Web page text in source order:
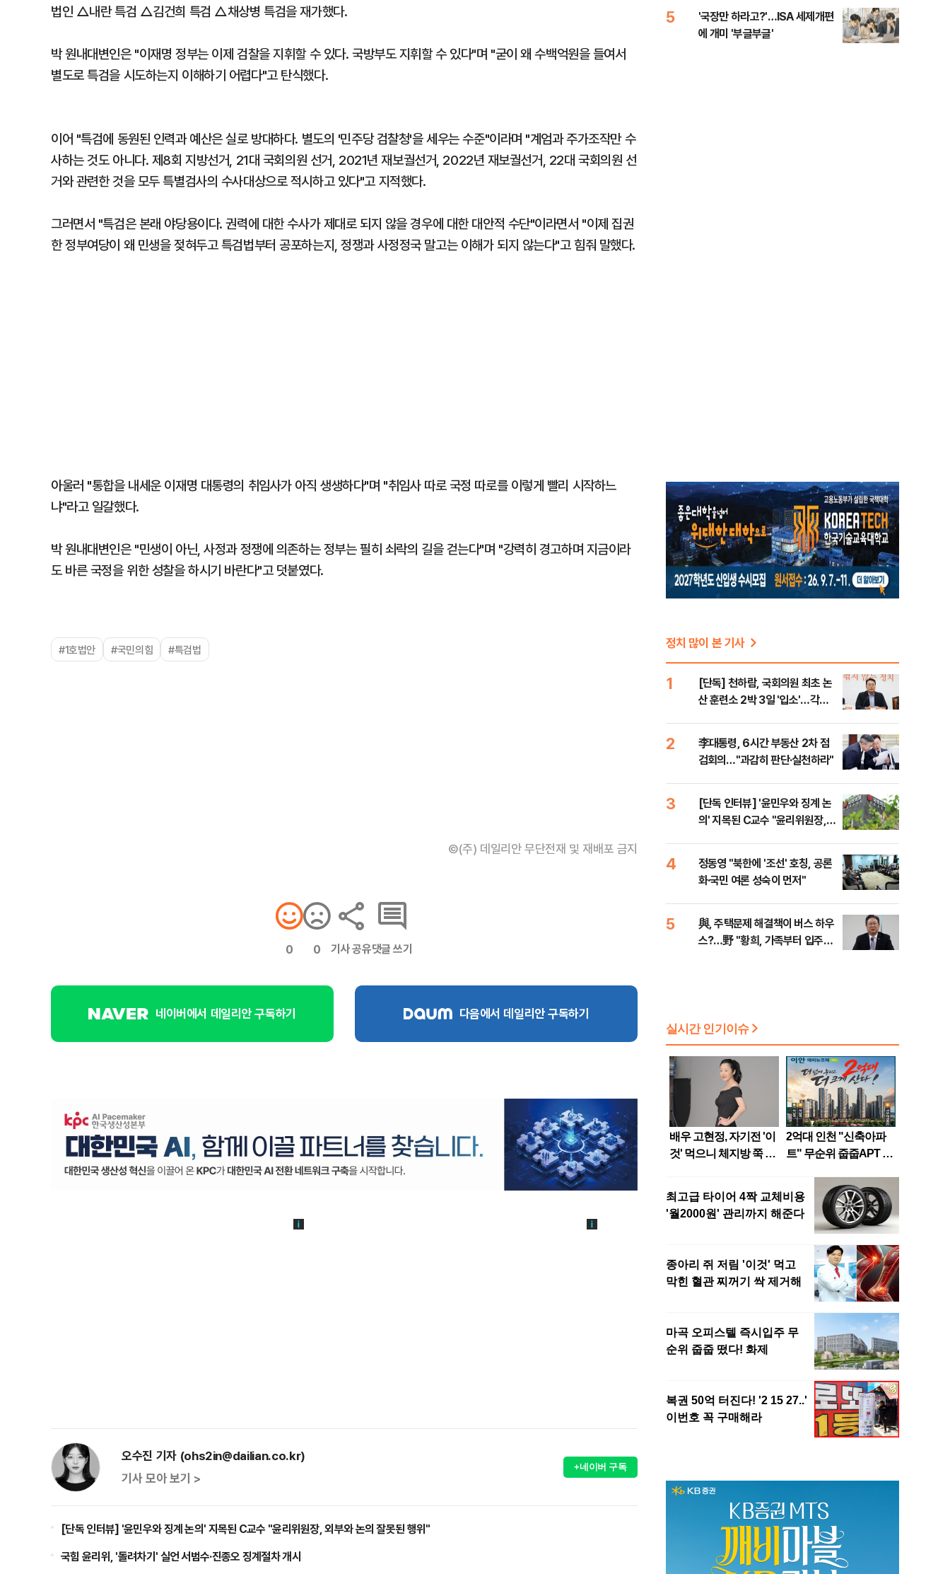
법인 △내란 특검 △김건희 특검 △채상병 특검을 재가했다.
박 원내대변인은 "이재명 정부는 이제 검찰을 지휘할 수 있다. 국방부도 지휘할 수 있다"며 "굳이 왜 수백억원을 들여서
별도로 특검을 시도하는지 이해하기 어렵다"고 탄식했다.
이어 "특검에 동원된 인력과 예산은 실로 방대하다. 별도의 '민주당 검찰청'을 세우는 수준"이라며 "계엄과 주가조작만 수
사하는 것도 아니다. 제8회 지방선거, 21대 국회의원 선거, 2021년 재보궐선거, 2022년 재보궐선거, 22대 국회의원 선
거와 관련한 것을 모두 특별검사의 수사대상으로 적시하고 있다"고 지적했다.
그러면서 "특검은 본래 야당용이다. 권력에 대한 수사가 제대로 되지 않을 경우에 대한 대안적 수단"이라면서 "이제 집권
한 정부여당이 왜 민생을 젖혀두고 특검법부터 공포하는지, 정쟁과 사정정국 말고는 이해가 되지 않는다"고 힘줘 말했다.
아울러 "통합을 내세운 이재명 대통령의 취임사가 아직 생생하다"며 "취임사 따로 국정 따로를 이렇게 빨리 시작하느
냐"라고 일갈했다.
박 원내대변인은 "민생이 아닌, 사정과 정쟁에 의존하는 정부는 필히 쇠락의 길을 걷는다"며 "강력히 경고하며 지금이라
도 바른 국정을 위한 성찰을 하시기 바란다"고 덧붙였다.
#1호법안 #국민의힘 #특검법
©(주) 데일리안 무단전재 및 재배포 금지
0 0 기사 공유댓글 쓰기
네이버에서 데일리안 구독하기 다음에서 데일리안 구독하기
오수진 기자 (ohs2in@dailian.co.kr)
기사 모아 보기 >
+네이버 구독
[단독 인터뷰] '윤민우와 징계 논의' 지목된 C교수 "윤리위원장, 외부와 논의 잘못된 행위"
국힘 윤리위, '돌려차기' 실언 서범수·진종오 징계절차 개시
5
'국장만 하라고?'…ISA 세제개편
에 개미 '부글부글'
정치 많이 본 기사
1
[단독] 천하람, 국회의원 최초 논
산 훈련소 2박 3일 '입소'…각개
2
李대통령, 6시간 부동산 2차 점
검회의…"과감히 판단·실천하라"
3
[단독 인터뷰] '윤민우와 징계 논
의' 지목된 C교수 "윤리위원장,
4
정동영 "북한에 '조선' 호칭, 공론
화·국민 여론 성숙이 먼저"
5
與, 주택문제 해결책이 버스 하우
스?…野 "황희, 가족부터 입주해